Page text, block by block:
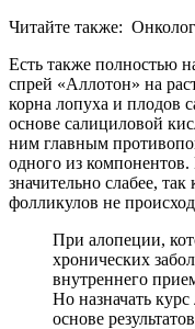
Читайте также:
Есть также полностью
спрей «Аллотон» на
корна лопуха и плодов
основе салициловой
ним главным
одного из
значительно слабее,
фолликулов не
При алопеции,
хронических
внутреннего
Но назначать
основе